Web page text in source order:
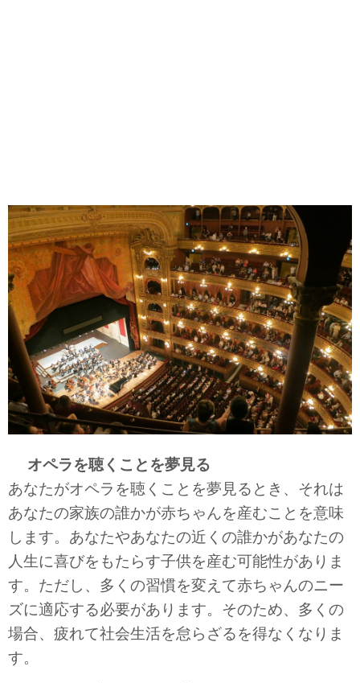
オペラを聴くことを夢見る
あなたがオペラを聴くことを夢見るとき、それは
あなたの家族の誰かが赤ちゃんを産むことを意味
します。あなたやあなたの近くの誰かがあなたの
人生に喜びをもたらす子供を産む可能性がありま
す。ただし、多くの習慣を変えて赤ちゃんのニー
ズに適応する必要があります。そのため、多くの
場合、疲れて社会生活を怠らざるを得なくなりま
す。